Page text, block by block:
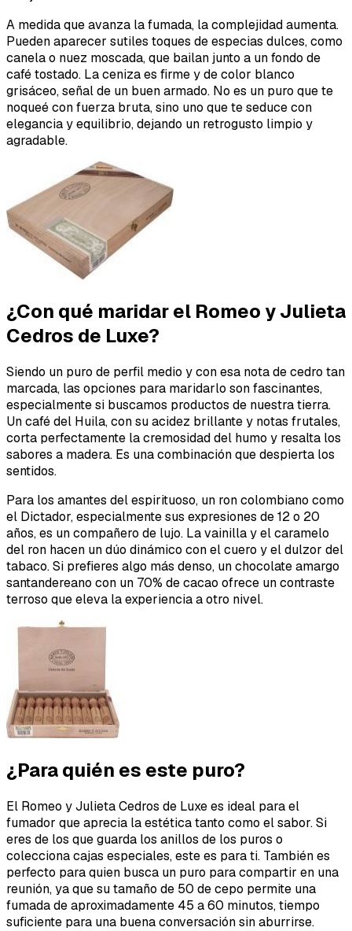
A medida que avanza la fumada, la complejidad aumenta.
Pueden aparecer sutiles toques de especias dulces, como
canela o nuez moscada, que bailan junto a un fondo de
café tostado. La ceniza es firme y de color blanco
grisáceo, señal de un buen armado. No es un puro que te
noqueé con fuerza bruta, sino uno que te seduce con
elegancia y equilibrio, dejando un retrogusto limpio y
agradable.
¿Con qué maridar el Romeo y Julieta
Cedros de Luxe?
Siendo un puro de perfil medio y con esa nota de cedro tan
marcada, las opciones para maridarlo son fascinantes,
especialmente si buscamos productos de nuestra tierra.
Un café del Huila, con su acidez brillante y notas frutales,
corta perfectamente la cremosidad del humo y resalta los
sabores a madera. Es una combinación que despierta los
sentidos.
Para los amantes del espirituoso, un ron colombiano como
el Dictador, especialmente sus expresiones de 12 o 20
años, es un compañero de lujo. La vainilla y el caramelo
del ron hacen un dúo dinámico con el cuero y el dulzor del
tabaco. Si prefieres algo más denso, un chocolate amargo
santandereano con un 70% de cacao ofrece un contraste
terroso que eleva la experiencia a otro nivel.
¿Para quién es este puro?
El Romeo y Julieta Cedros de Luxe es ideal para el
fumador que aprecia la estética tanto como el sabor. Si
eres de los que guarda los anillos de los puros o
colecciona cajas especiales, este es para ti. También es
perfecto para quien busca un puro para compartir en una
reunión, ya que su tamaño de 50 de cepo permite una
fumada de aproximadamente 45 a 60 minutos, tiempo
suficiente para una buena conversación sin aburrirse.